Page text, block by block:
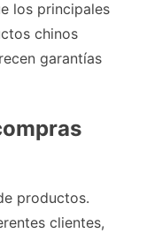
los principales
chinos
garantías
productos.
clientes,